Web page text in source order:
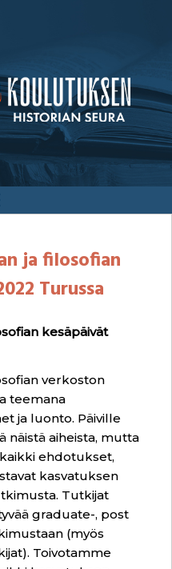
ja filosofian
Turussa
kesäpäivät
verkoston
teemana
ja luonto. Päiville
näistä aiheista, mutta
ehdotukset,
kasvatuksen
Tutkijat
graduate-, post
(myös
Toivotamme